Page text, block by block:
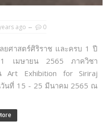
ago 0
ยศาสตร์ศิริราช และครบ 1 ปี
เมษายน 2565 ภาควิชา
น Art Exhibition for Siriraj
วันที่ 15 - 25 มีนาคม 2565 ณ